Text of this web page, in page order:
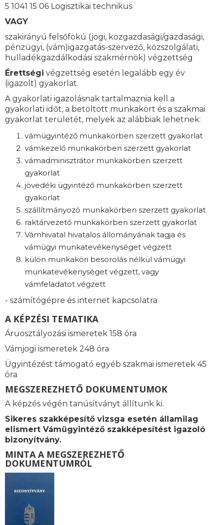
5 1041 15 06 Logisztikai technikus
VAGY
szakirányú felsőfokú (jogi, közgazdasági/gazdasági,
pénzügyi, (vám)igazgatás-szervező, közszolgálati,
hulladékgazdálkodási szakmérnök) végzettség
Érettségi végzettség esetén legalább egy év
(igazolt) gyakorlat.
A gyakorlati igazolásnak tartalmaznia kell a
gyakorlati időt, a betöltött munkakört és a szakmai
gyakorlat területét, melyek az alábbiak lehetnek:
vámügyintéző munkakörben szerzett gyakorlat
vámkezelő munkakörben szerzett gyakorlat
vámadminisztrátor munkakörben szerzett
gyakorlat
jövedéki ügyintéző munkakörben szerzett
gyakorlat
szállítmányozó munkakörben szerzett gyakorlat
raktárvezető munkakörben szerzett gyakorlat
Vámhivatal hivatalos állományának tagja és
vámügyi munkatevékenységet végzett
külön munkaköri besorolás nélkül vámügyi
munkatevékenységet végzett, vagy
vámfeladatot végzett
- számítógépre és internet kapcsolatra
A KÉPZÉSI TEMATIKA
Áruosztályozási ismeretek 158 óra
Vámjogi ismeretek 248 óra
Ügyintézést támogató egyéb szakmai ismeretek 45
óra
MEGSZEREZHETŐ DOKUMENTUMOK
A képzés végén tanúsítványt állítunk ki.
Sikeres szakképesítő vizsga esetén államilag
elismert Vámügyintéző szakképesítést igazoló
bizonyítvány.
MINTA A MEGSZEREZHETŐ
DOKUMENTUMRÓL